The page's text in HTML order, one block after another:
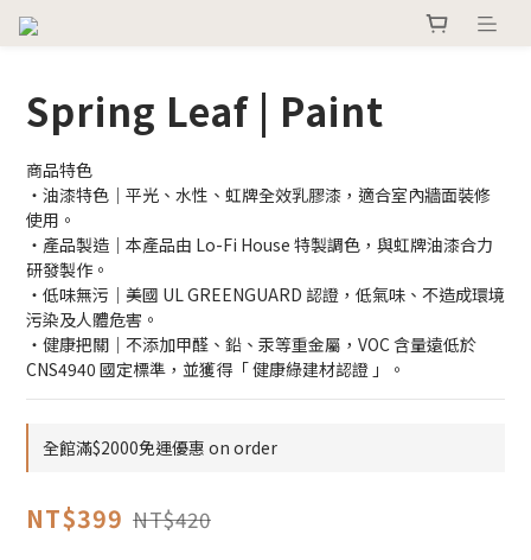
Spring Leaf | Paint
商品特色
・油漆特色｜平光、水性、虹牌全效乳膠漆，適合室內牆面裝修
使用。
・產品製造｜本產品由 Lo-Fi House 特製調色，與虹牌油漆合力
研發製作。
・低味無污｜美國 UL GREENGUARD 認證，低氣味、不造成環境
污染及人體危害。
・健康把關｜不添加甲醛、鉛、汞等重金屬，VOC 含量遠低於
CNS4940 國定標準，並獲得「 健康綠建材認證 」。
全館滿$2000免運優惠 on order
NT$399 NT$420